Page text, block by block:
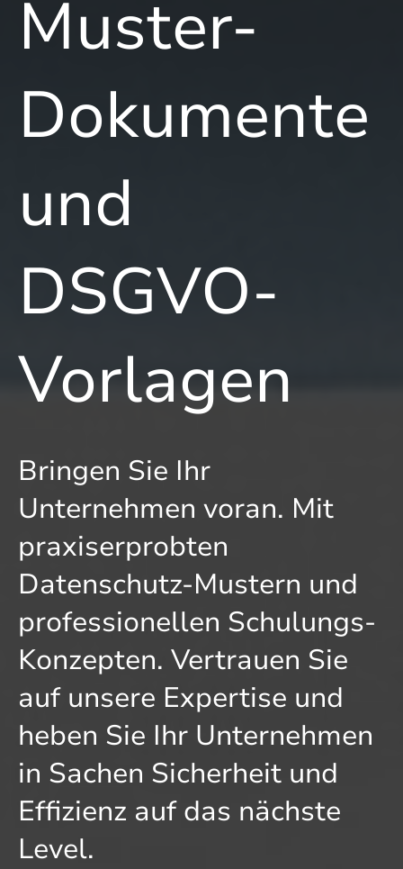
Muster-
Dokumente
und
DSGVO-
Vorlagen
Bringen Sie Ihr
Unternehmen voran. Mit
praxiserprobten
Datenschutz-Mustern und
professionellen Schulungs-
Konzepten. Vertrauen Sie
auf unsere Expertise und
heben Sie Ihr Unternehmen
in Sachen Sicherheit und
Effizienz auf das nächste
Level.